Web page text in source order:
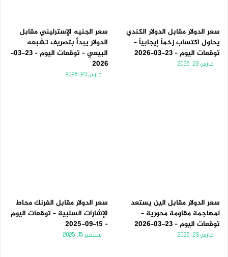
سعر الدولار مقابل الدولار الكندي
يحاول اكتساب زخماً إيجابياً –
توقعات اليوم – 23-03-2026
مارس 23, 2026
سعر الجنيه الإسترليني مقابل
الدولار يبدأ بتصريف تشبعه
البيعي – توقعات اليوم – 23-03-
2026
مارس 23, 2026
سعر الدولار مقابل الين يستعد
لمهاجمة مقاومة محورية –
توقعات اليوم – 23-03-2026
مارس 23, 2026
سعر الدولار مقابل الفرنك محاط
الإشارات السلبية – توقعات اليوم
– 15-09-2025
سبتمبر 15, 2025